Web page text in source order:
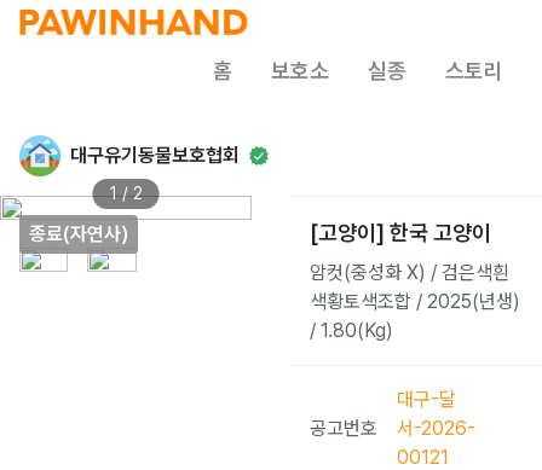
홈 보호소 실종 스토리
대구유기동물보호협회
종료(자연사)
1 / 2
[고양이] 한국 고양이
암컷(중성화 X) / 검은색흰
색황토색조합 / 2025(년생)
/ 1.80(Kg)
공고번호
대구-달
서-2026-
00121